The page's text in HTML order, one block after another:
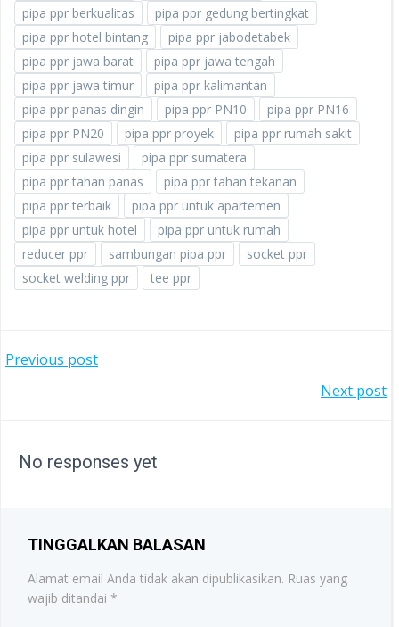
pipa ppr berkualitas
pipa ppr gedung bertingkat
pipa ppr hotel bintang
pipa ppr jabodetabek
pipa ppr jawa barat
pipa ppr jawa tengah
pipa ppr jawa timur
pipa ppr kalimantan
pipa ppr panas dingin
pipa ppr PN10
pipa ppr PN16
pipa ppr PN20
pipa ppr proyek
pipa ppr rumah sakit
pipa ppr sulawesi
pipa ppr sumatera
pipa ppr tahan panas
pipa ppr tahan tekanan
pipa ppr terbaik
pipa ppr untuk apartemen
pipa ppr untuk hotel
pipa ppr untuk rumah
reducer ppr
sambungan pipa ppr
socket ppr
socket welding ppr
tee ppr
POST
Previous post
Next post
No responses yet
TINGGALKAN BALASAN
Alamat email Anda tidak akan dipublikasikan. Ruas yang
wajib ditandai *